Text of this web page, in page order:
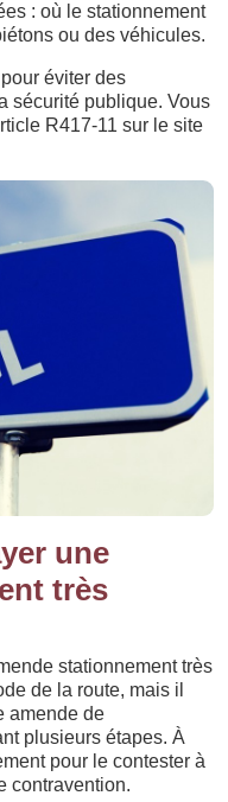
: où le stationnement
ou des véhicules.
éviter des
sécurité publique. Vous
R417-11 sur le site
une
très
stationnement très
de la route, mais il
amende de
plusieurs étapes. À
pour le contester à
contravention.